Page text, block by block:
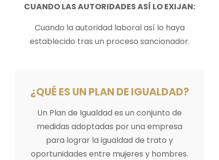
CUANDO LAS AUTORIDADES ASÍ LO EXIJAN:
Cuando la autoridad laboral así lo haya
establecido tras un proceso sancionador.
¿QUÉ ES UN PLAN DE IGUALDAD?
Un Plan de Igualdad es un conjunto de
medidas adoptadas por una empresa
para lograr la igualdad de trato y
oportunidades entre mujeres y hombres.